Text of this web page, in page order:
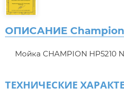
ОПИСАНИЕ Champion
Мойка CHAMPION HP5210
ТЕХНИЧЕСКИЕ